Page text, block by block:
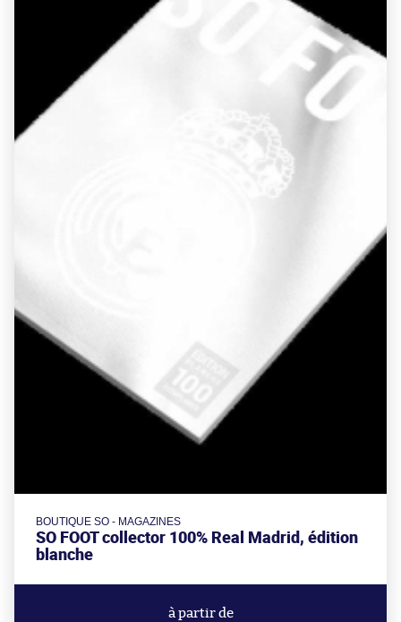
BOUTIQUE SO - MAGAZINES
SO FOOT collector 100% Real Madrid, édition
blanche
à partir de